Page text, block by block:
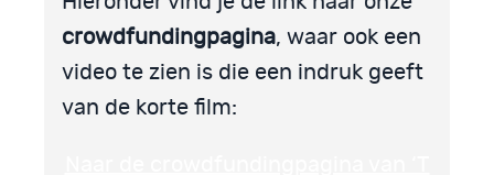
crowdfundingpagina, waar ook een
video te zien is die een indruk geeft
van de korte film: